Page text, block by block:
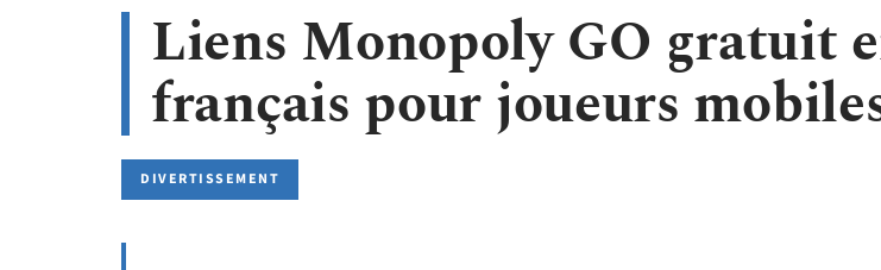
Liens Monopoly GO gratuit
français pour joueurs
DIVERTISSEMENT